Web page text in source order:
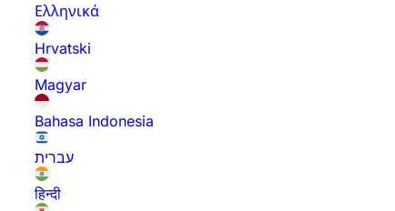
Ελληνικά
Hrvatski
Magyar
Bahasa Indonesia
עברית
हिन्दी